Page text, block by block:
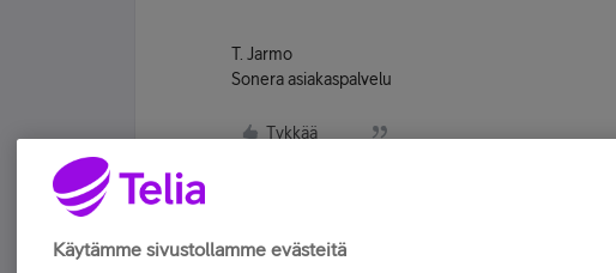
T. Jarmo
Sonera asiakaspalvelu
Tykkää
Käytämme sivustollamme evästeitä